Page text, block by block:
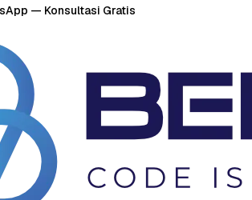
— Konsultasi Gratis